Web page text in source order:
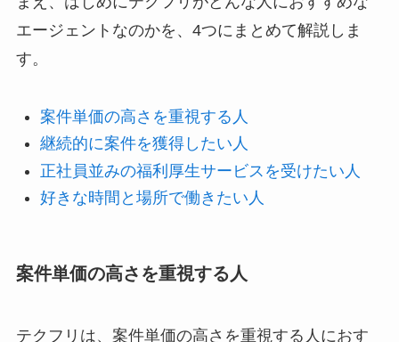
エージェントなのかを、4つにまとめて解説しま
す。
案件単価の高さを重視する人
継続的に案件を獲得したい人
正社員並みの福利厚生サービスを受けたい人
好きな時間と場所で働きたい人
案件単価の高さを重視する人
テクフリは、案件単価の高さを重視する人におす